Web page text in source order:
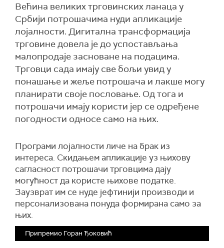
Већина великих трговинских ланаца у
Србији потрошачима нуди апликације
лојалности. Дигитална трансформација
трговине довела је до успостављања
малопродаје засноване на подацима.
Трговци сада имају све бољи увид у
понашање и жеље потрошача и лакше могу
планирати своје пословање. Од тога и
потрошачи имају користи јер се одређене
погодности односе само на њих.
Програми лојалности личе на брак из
интереса. Скидањем апликације уз њихову
сагласност потрошачи трговцима дају
могућност да користе њихове податке.
Заузврат им се нуде јефтинији производи и
персонализована понуда формирана само за
њих.
Припремио Горан Ђоковић